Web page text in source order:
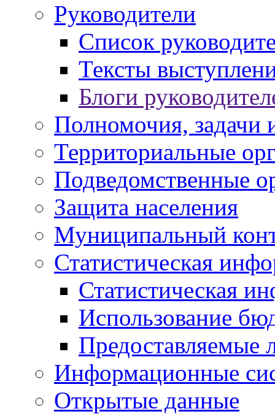
Руководители
Список
Тексты
Блоги
Полномочия, задачи
Территориальные
Подведомственные
Защита населения
Муниципальный
Статистическая
Статистическая
Использование
Предоставляемые
Информационные
Открытые данные